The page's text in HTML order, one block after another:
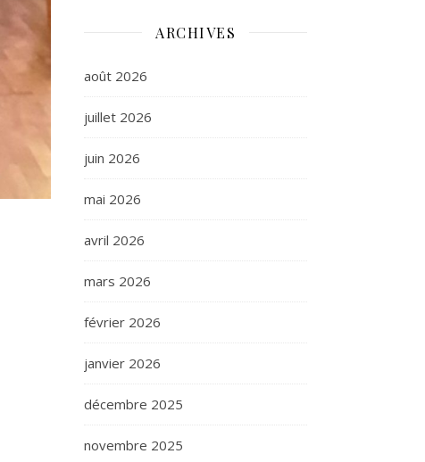
ARCHIVES
août 2026
juillet 2026
juin 2026
mai 2026
avril 2026
mars 2026
février 2026
janvier 2026
décembre 2025
novembre 2025